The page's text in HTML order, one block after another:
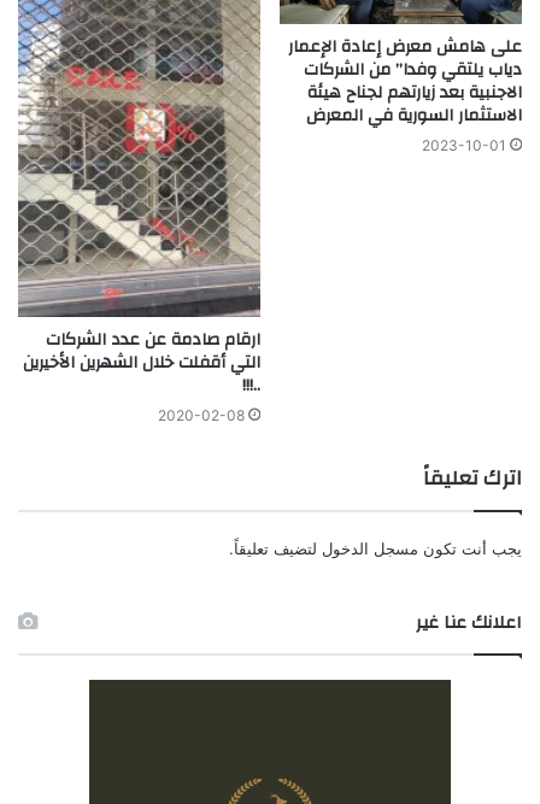
على هامش معرض إعادة الإعمار
دياب يلتقي وفدا” من الشركات
الاجنبية بعد زيارتهم لجناح هيئة
الاستثمار السورية في المعرض
2023-10-01
ارقام صادمة عن عدد الشركات
التي أقفلت خلال الشهرين الأخيرين
..!!!
2020-02-08
اترك تعليقاً
يجب أنت تكون مسجل الدخول لتضيف تعليقاً.
اعلانك عنا غير